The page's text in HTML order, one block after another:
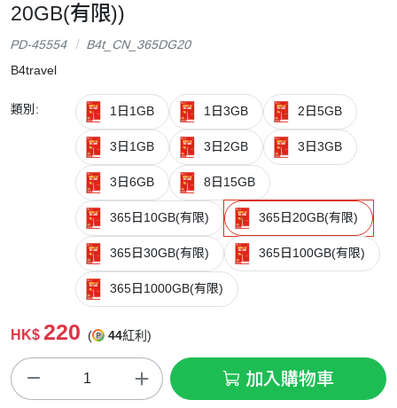
20GB(有限))
PD-45554
B4t_CN_365DG20
B4travel
類別: 1日1GB 1日3GB 2日5GB
3日1GB 3日2GB 3日3GB
3日6GB 8日15GB
365日10GB(有限) 365日20GB(有限)
365日30GB(有限) 365日100GB(有限)
365日1000GB(有限)
HK$ 220 ( 44紅利)
加入購物車